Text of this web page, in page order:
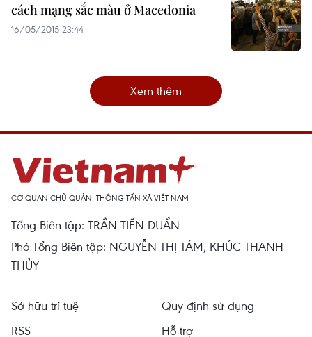
cách mạng sắc màu ở Macedonia
16/05/2015 23:44
Xem thêm
CƠ QUAN CHỦ QUẢN: THÔNG TẤN XÃ VIỆT NAM
Tổng Biên tập: TRẦN TIẾN DUẨN
Phó Tổng Biên tập: NGUYỄN THỊ TÁM, KHÚC THANH
THỦY
Sở hữu trí tuệ
Quy định sử dụng
RSS
Hỗ trợ